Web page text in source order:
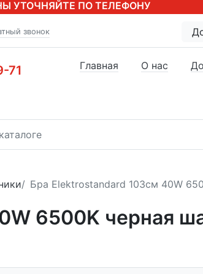
УТОЧНЯЙТЕ ПО ТЕЛЕФОНУ
звонок
71 Главная О нас
Бра Elektrostandard 103см 40W
6500K черная